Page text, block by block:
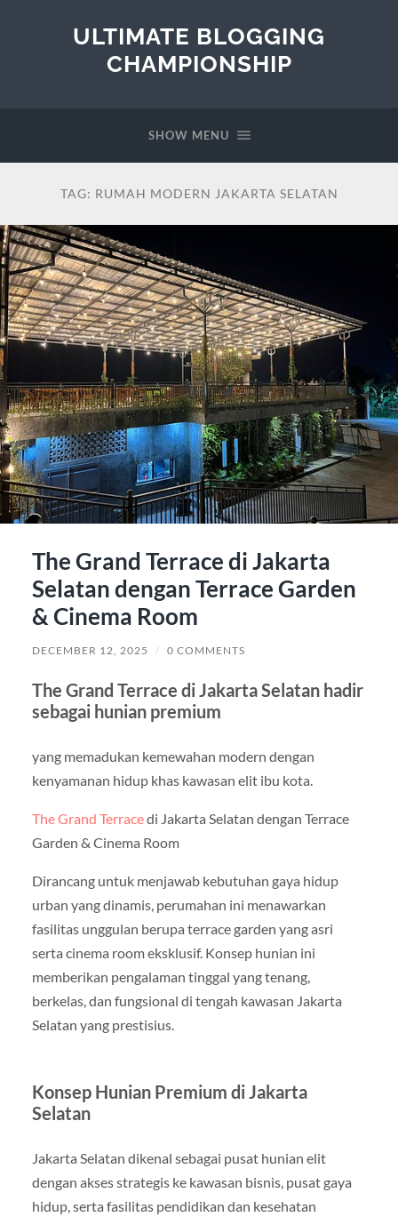
ULTIMATE BLOGGING
CHAMPIONSHIP
SHOW MENU
TAG: RUMAH MODERN JAKARTA SELATAN
The Grand Terrace di Jakarta
Selatan dengan Terrace Garden
& Cinema Room
DECEMBER 12, 2025 / 0 COMMENTS
The Grand Terrace di Jakarta Selatan hadir
sebagai hunian premium
yang memadukan kemewahan modern dengan
kenyamanan hidup khas kawasan elit ibu kota.
The Grand Terracedi Jakarta Selatan dengan Terrace
Garden & Cinema Room
Dirancang untuk menjawab kebutuhan gaya hidup
urban yang dinamis, perumahan ini menawarkan
fasilitas unggulan berupa terrace garden yang asri
serta cinema room eksklusif. Konsep hunian ini
memberikan pengalaman tinggal yang tenang,
berkelas, dan fungsional di tengah kawasan Jakarta
Selatan yang prestisius.
Konsep Hunian Premium di Jakarta
Selatan
Jakarta Selatan dikenal sebagai pusat hunian elit
dengan akses strategis ke kawasan bisnis, pusat gaya
hidup, serta fasilitas pendidikan dan kesehatan